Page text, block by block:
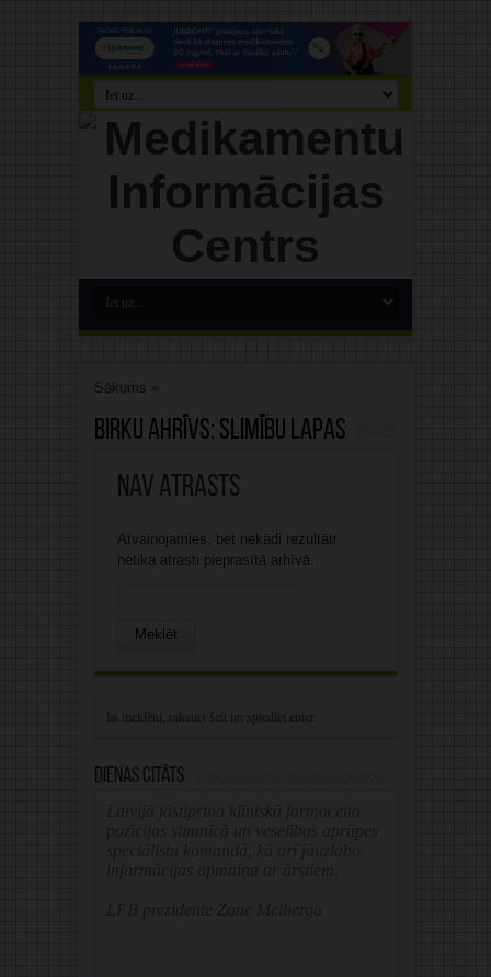
Sākums »
Birku ahrīvs: slimību lapas
Nav atrasts
Atvainojamies, bet nekādi rezultāti
netika atrasti pieprasītā arhīvā.
Dienas citāts